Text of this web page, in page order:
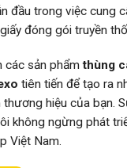
đầu trong việc cung
đóng gói truyền
các sản phẩmthùng
tiên tiến để tạo ra
hiệu của bạn.
không ngừng phát
Việt Nam.